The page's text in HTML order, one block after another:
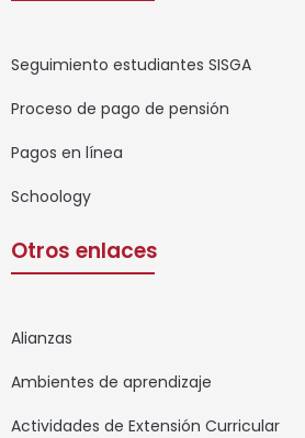
Seguimiento estudiantes SISGA
Proceso de pago de pensión
Pagos en línea
Schoology
Otros enlaces
Alianzas
Ambientes de aprendizaje
Actividades de Extensión Curricular